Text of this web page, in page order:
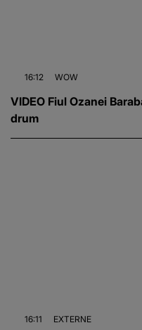
16:12 WOW
VIDEO Fiul Ozanei
drum
16:11 EXTERNE